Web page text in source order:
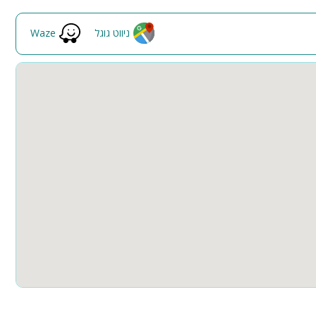
גקוזי
מנגל
פינת מנגל פינות ישיבה
Waze ניווט גוגל